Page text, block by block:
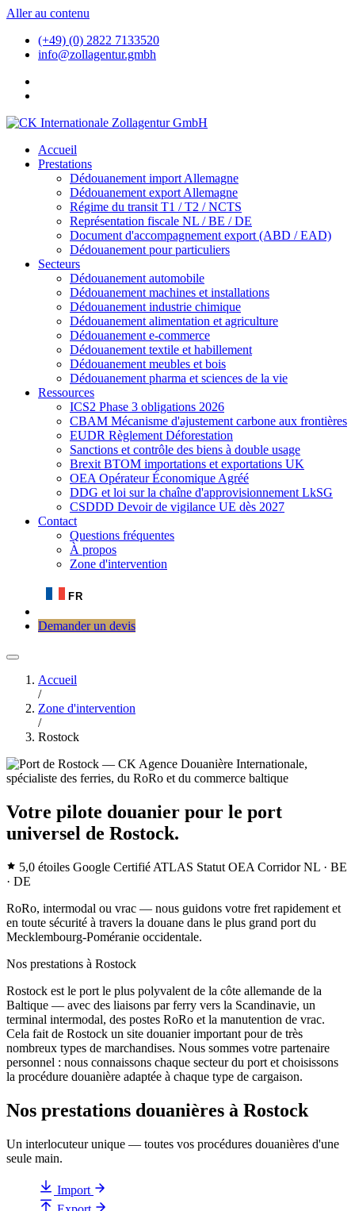
Aller au contenu
(+49) (0) 2822 7133520
info@zollagentur.gmbh
Accueil
Prestations
Dédouanement import Allemagne
Dédouanement export Allemagne
Régime du transit T1 / T2 / NCTS
Représentation fiscale NL / BE / DE
Document d'accompagnement export (ABD / EAD)
Dédouanement pour particuliers
Secteurs
Dédouanement automobile
Dédouanement machines et installations
Dédouanement industrie chimique
Dédouanement alimentation et agriculture
Dédouanement e-commerce
Dédouanement textile et habillement
Dédouanement meubles et bois
Dédouanement pharma et sciences de la vie
Ressources
ICS2 Phase 3 obligations 2026
CBAM Mécanisme d'ajustement carbone aux frontières
EUDR Règlement Déforestation
Sanctions et contrôle des biens à double usage
Brexit BTOM importations et exportations UK
OEA Opérateur Économique Agréé
DDG et loi sur la chaîne d'approvisionnement LkSG
CSDDD Devoir de vigilance UE dès 2027
Contact
Questions fréquentes
À propos
Zone d'intervention
FR
Demander un devis
Accueil
/
Zone d'intervention
/
Rostock
Votre pilote douanier pour le port
universel de Rostock.
5,0 étoiles Google Certifié ATLAS Statut OEA Corridor NL · BE
· DE
RoRo, intermodal ou vrac — nous guidons votre fret rapidement et
en toute sécurité à travers la douane dans le plus grand port du
Mecklembourg-Poméranie occidentale.
Nos prestations à Rostock
Rostock est le port le plus polyvalent de la côte allemande de la
Baltique — avec des liaisons par ferry vers la Scandinavie, un
terminal intermodal, des postes RoRo et la manutention de vrac.
Cela fait de Rostock un site douanier important pour de très
nombreux types de marchandises. Nous sommes votre partenaire
personnel : nous connaissons chaque secteur du port et choisissons
la procédure douanière adaptée à chaque type de cargaison.
Nos prestations douanières à Rostock
Un interlocuteur unique — toutes vos procédures douanières d'une
seule main.
Import